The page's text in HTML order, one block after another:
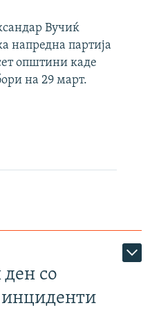
Вучиќ
напредна партија
општини каде
на 29 март.
со
инциденти